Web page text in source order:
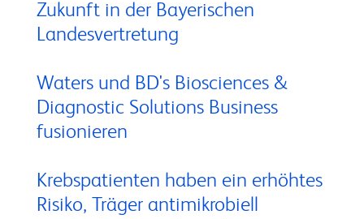
Zukunft in der Bayerischen
Landesvertretung
Waters und BD's Biosciences &
Diagnostic Solutions Business
fusionieren
Krebspatienten haben ein erhöhtes
Risiko, Träger antimikrobiell